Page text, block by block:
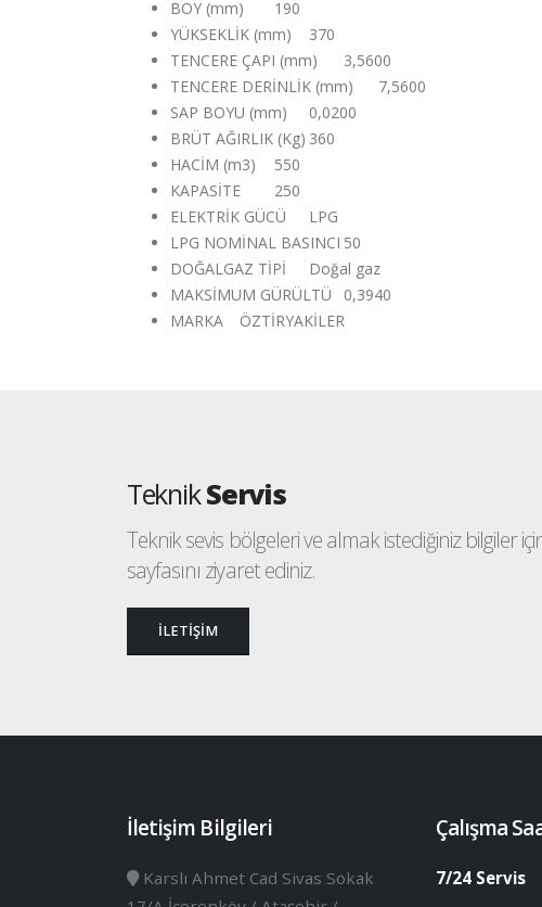
BOY (mm)
190
YÜKSEKLİK (mm)
370
TENCERE ÇAPI (mm)
3,5600
TENCERE DERİNLİK (mm)
7,5600
SAP BOYU (mm)
0,0200
BRÜT AĞIRLIK (Kg) 360
HACİM (m3)
550
KAPASİTE
250
ELEKTRİK GÜCÜ
LPG
LPG NOMİNAL BASINCI 50
DOĞALGAZ TİPİ
Doğal gaz
MAKSİMUM GÜRÜLTÜ
0,3940
MARKA
ÖZTİRYAKİLER
TeknikServis
Teknik sevis bölgeleri ve almak istediğiniz bilgiler
sayfasını ziyaret ediniz.
İLETİŞİM
İletişim Bilgileri
Karslı Ahmet Cad Sivas Sokak
Çalışma
7/24 Servis